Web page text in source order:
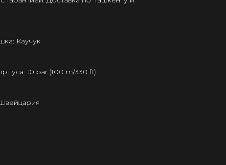
Каучук
10 bar (100 m/330 ft)